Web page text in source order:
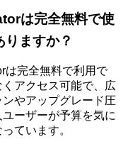
は完全無料で使
りますか？
は完全無料で利用で
アクセス可能で、広
やアップグレード圧
ーザーが予算を気に
ています。